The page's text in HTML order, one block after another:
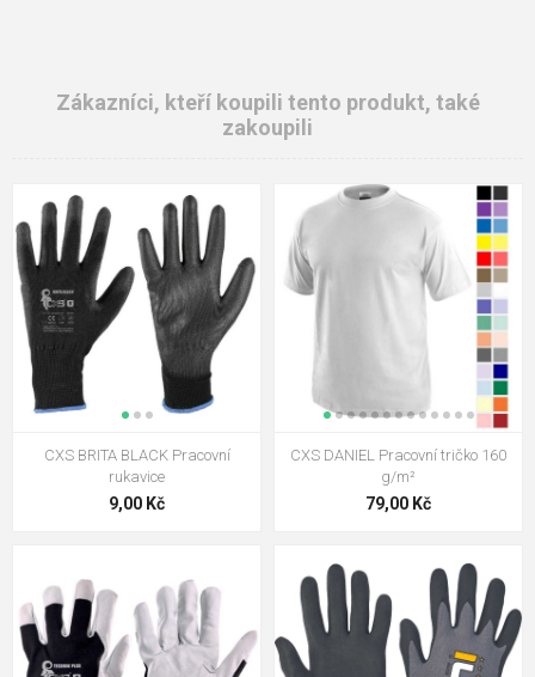
Zákazníci, kteří koupili tento produkt, také
zakoupili
CXS BRITA BLACK Pracovní
rukavice
9,00 Kč
CXS DANIEL Pracovní tričko 160
g/m²
79,00 Kč